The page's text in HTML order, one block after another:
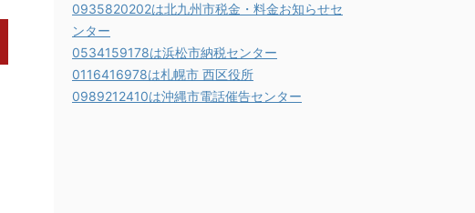
0935820202は北九州市税金・料金お知らせセ
ンター
0534159178は浜松市納税センター
0116416978は札幌市 西区役所
0989212410は沖縄市電話催告センター